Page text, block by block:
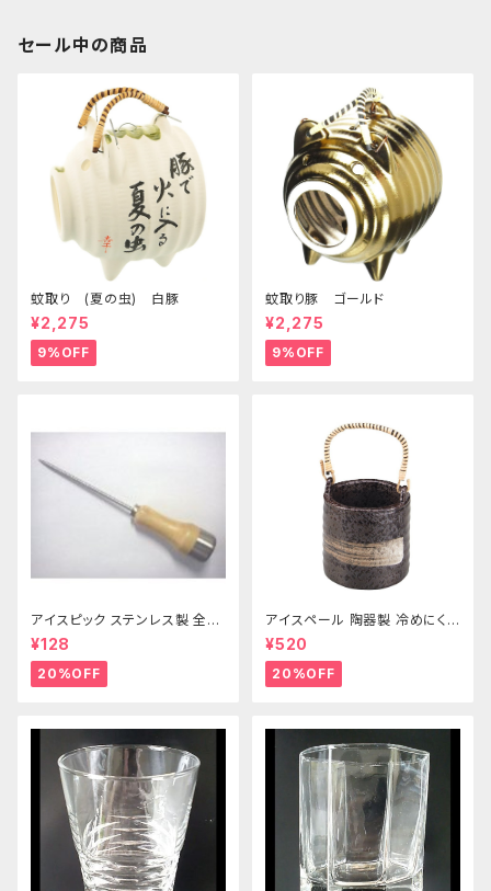
セール中の商品
蚊取り (夏の虫) 白豚
¥2,275
9%OFF
蚊取り豚 ゴールド
¥2,275
9%OFF
アイスピック ステンレス製 全長
215ｍｍ
¥128
20%OFF
アイスペール 陶器製 冷めにくい
二重構造 860ml
¥520
20%OFF